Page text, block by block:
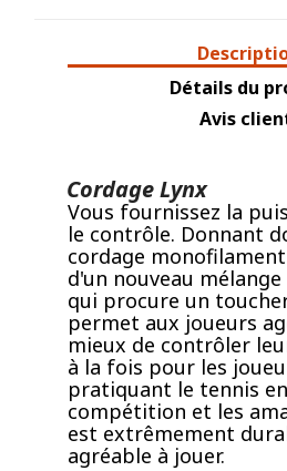
Détails du
Avis
Cordage Lynx
Vous fournissez la
le contrôle. Donnant
cordage
d'un nouveau
qui procure un
permet aux joueurs
mieux de contrôler
à la fois pour les
pratiquant le tennis en
compétition et les
est extrêmement
agréable à jouer.